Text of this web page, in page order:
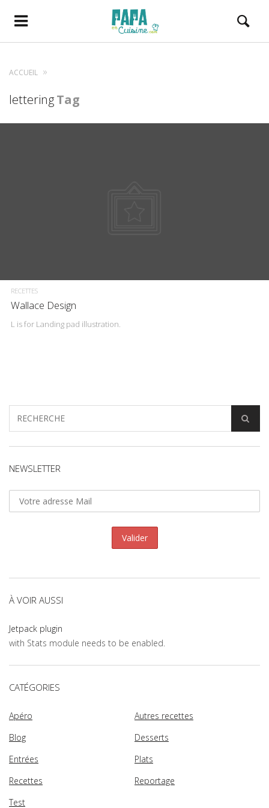
ACCUEIL
letteringTag
RECETTES
Wallace Design
L is for Landing pad illustration.
NEWSLETTER
À VOIR AUSSI
Jetpack plugin
with Stats module needs to be enabled.
CATÉGORIES
Apéro
Autres recettes
Blog
Desserts
Entrées
Plats
Recettes
Reportage
Test